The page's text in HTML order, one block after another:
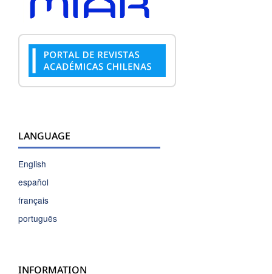
LANGUAGE
English
español
français
português
INFORMATION